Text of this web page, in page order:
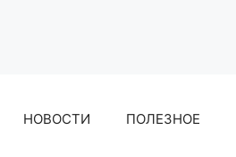
НОВОСТИ ПОЛЕЗНОЕ